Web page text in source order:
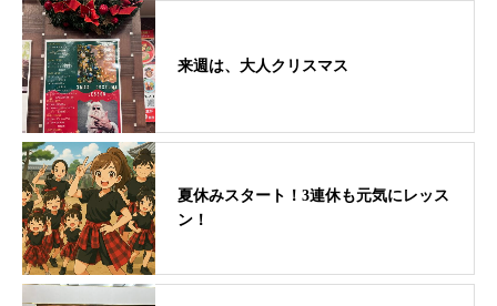
来週は、大人クリスマス
夏休みスタート！3連休も元気にレッス
ン！